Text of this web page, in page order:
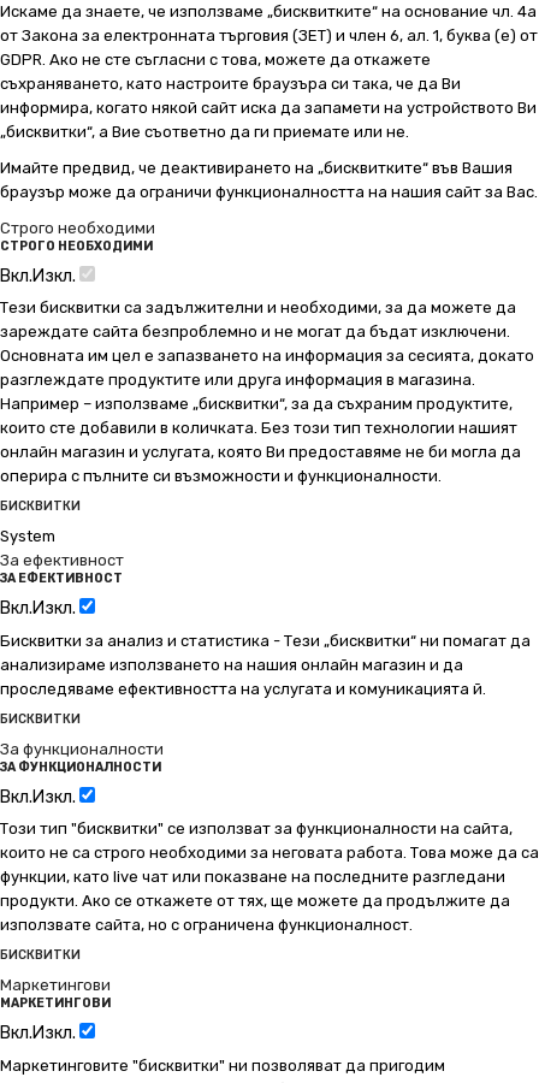
Искаме да знаете, че използваме „бисквитките“ на основание чл. 4а
от Закона за електронната търговия (ЗЕТ) и член 6, ал. 1, буква (е) от
GDPR. Ако не сте съгласни с това, можете да откажете
съхраняването, като настроите браузъра си така, че да Ви
информира, когато някой сайт иска да запамети на устройството Ви
„бисквитки“, а Вие съответно да ги приемате или не.
Имайте предвид, че деактивирането на „бисквитките“ във Вашия
браузър може да ограничи функционалността на нашия сайт за Вас.
Строго необходими
СТРОГО НЕОБХОДИМИ
Вкл.Изкл.
Тези бисквитки са задължителни и необходими, за да можете да
зареждате сайта безпроблемно и не могат да бъдат изключени.
Основната им цел е запазването на информация за сесията, докато
разглеждате продуктите или друга информация в магазина.
Например – използваме „бисквитки“, за да съхраним продуктите,
които сте добавили в количката. Без този тип технологии нашият
онлайн магазин и услугата, която Ви предоставяме не би могла да
оперира с пълните си възможности и функционалности.
БИСКВИТКИ
System
За ефективност
ЗА ЕФЕКТИВНОСТ
Вкл.Изкл.
Бисквитки за анализ и статистика - Тези „бисквитки“ ни помагат да
анализираме използването на нашия онлайн магазин и да
проследяваме ефективността на услугата и комуникацията й.
БИСКВИТКИ
За функционалности
ЗА ФУНКЦИОНАЛНОСТИ
Вкл.Изкл.
Този тип "бисквитки" се използват за функционалности на сайта,
които не са строго необходими за неговата работа. Това може да са
функции, като live чат или показване на последните разгледани
продукти. Ако се откажете от тях, ще можете да продължите да
използвате сайта, но с ограничена функционалност.
БИСКВИТКИ
Маркетингови
МАРКЕТИНГОВИ
Вкл.Изкл.
Маркетинговите "бисквитки" ни позволяват да пригодим